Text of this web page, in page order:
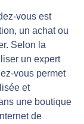
vous est
un achat ou
Selon la
un expert
vous permet
et
une boutique
de